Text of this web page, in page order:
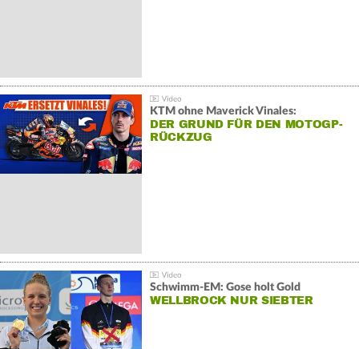
KTM ohne Maverick Vinales:
DER GRUND FÜR DEN MOTOGP-
RÜCKZUG
Schwimm-EM: Gose holt Gold
WELLBROCK NUR SIEBTER